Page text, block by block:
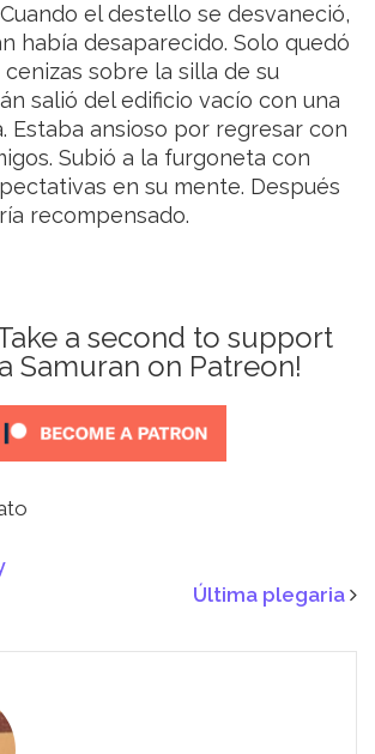
el destello se desvaneció,
había desaparecido. Solo quedó
sobre la silla de su
salió del edificio vacío con una
Estaba ansioso por regresar con
Subió a la furgoneta con
en su mente. Después
recompensado.
a second to support
Samuran on Patreon!
Última plegaria